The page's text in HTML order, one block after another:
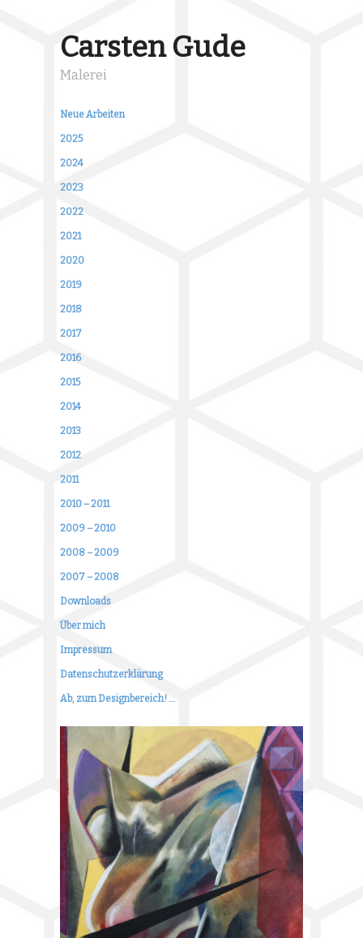
Carsten Gude
Malerei
Neue Arbeiten
2025
2024
2023
2022
2021
2020
2019
2018
2017
2016
2015
2014
2013
2012
2011
2010 – 2011
2009 – 2010
2008 – 2009
2007 – 2008
Downloads
Über mich
Impressum
Datenschutzerklärung
Ab, zum Designbereich! …